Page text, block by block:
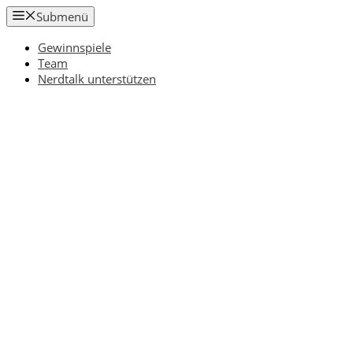
Zum
Inhalt
springen
Submenü
Gewinnspiele
Team
Nerdtalk unterstützen